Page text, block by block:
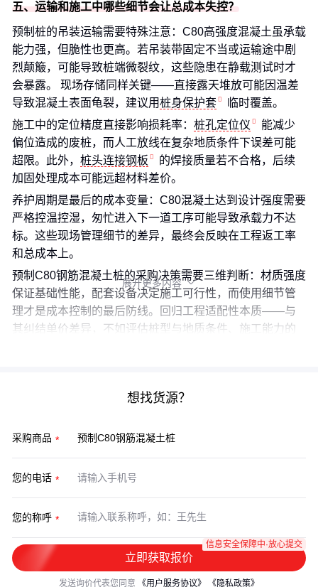
五、运输和施工中哪些细节会让总成本失控？
预制桩的吊装运输需要特殊注意：C80高强度混凝土虽承载
能力强，但脆性也更高。若吊装带固定不当或运输途中剧
烈颠簸，可能导致桩端微裂纹，这些隐患在静载测试时才
会暴露。 现场存储同样关键——直接露天堆放可能因温差
导致混凝土表面龟裂，建议用桩身保护套
临时覆盖。
施工中的定位精度直接影响损耗率： 桩孔定位仪
能减少
偏位造成的废桩，而人工放线在复杂地质条件下误差可能
超限。此外， 桩头连接钢板
的焊接质量若不合格，后续
加固处理成本可能远超材料差价。
养护周期是最后的成本变量：C80混凝土达到设计强度需要
严格控温控湿，匆忙进入下一道工序可能导致承载力不达
标。这些现场管理细节的差异，最终会反映在工程返工率
和总成本上。
预制C80钢筋混凝土桩的采购决策需要三维判断：材质强度
保证基础性能，配套设备决定施工可行性，而使用细节管
理才是成本控制的最后防线。回归工程适配性本质——与
其纠结单价差异，不如评估桩型与地质条件、施工能力的
展开更多内容 
想找货源？
采购商品
您的电话
您的称呼
立即获取报价
信息安全保障中·放心提交
发送询价代表您同意 《用户服务协议》 《隐私政策》